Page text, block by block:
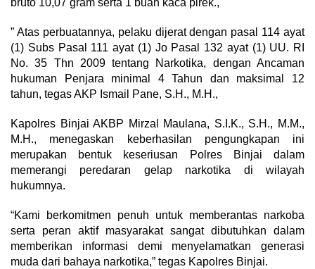
bruto 10,07 gram serta 1 buah kaca pirek.,
” Atas perbuatannya, pelaku dijerat dengan pasal 114 ayat
(1) Subs Pasal 111 ayat (1) Jo Pasal 132 ayat (1) UU. RI
No. 35 Thn 2009 tentang Narkotika, dengan Ancaman
hukuman Penjara minimal 4 Tahun dan maksimal 12
tahun, tegas AKP Ismail Pane, S.H., M.H.,
Kapolres Binjai AKBP Mirzal Maulana, S.I.K., S.H., M.M.,
M.H., menegaskan keberhasilan pengungkapan ini
merupakan bentuk keseriusan Polres Binjai dalam
memerangi peredaran gelap narkotika di wilayah
hukumnya.
“Kami berkomitmen penuh untuk memberantas narkoba
serta peran aktif masyarakat sangat dibutuhkan dalam
memberikan informasi demi menyelamatkan generasi
muda dari bahaya narkotika,” tegas Kapolres Binjai.